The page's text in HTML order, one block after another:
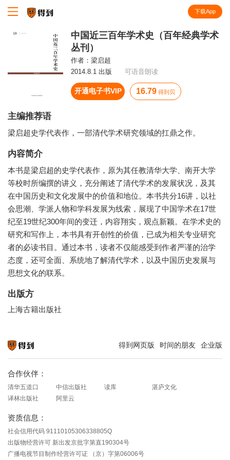
下载App
中国近三百年学术史（百年经典学术
丛刊）
作者： 梁启超
2014.8.1 出版
可语音朗读
开通电子书VIP 16.79 得到贝
主编推荐语
梁启超史学代表作，一部清代学术研究领域的扛鼎之作。
内容简介
本书是梁启超的史学代表作，原为其任教清华大学、南开大学
等校时所编撰的讲义，充分阐述了清代学术的发展状况，及其
在中国历史和文化发展中的价值和地位。本书共分16讲，以社
会思潮、学派人物和学科发展为线索，展现了中国学术在17世
纪至19世纪300年间的变迁，内容翔实，观点新颖。在学术史的
研究和写作上，本书具有开创性的价值，已成为相关专业研究
者的必读书目。通过本书，读者不仅能感受到作者严谨的治学
态度，还可全面、系统地了解清代学术，以及中国历史发展与
思想文化的联系。
出版方
上海古籍出版社
得到网页版 时间的朋友 企业版
合作伙伴：
清华五道口 中信出版社 读库
湛庐文化
译林出版社
阿里云
资质信息：
社会信用代码 91110105306338805Q
出版物经营许可 新出发京批字第直190304号
广播电视节目制作经营许可证 （京）字第06006号